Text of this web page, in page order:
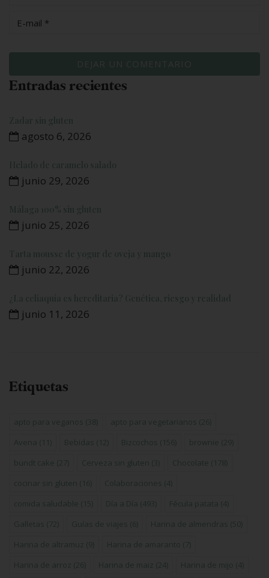
Entradas recientes
Zadar sin gluten
agosto 6, 2026
Helado de caramelo salado
junio 29, 2026
Málaga 100% sin gluten
junio 25, 2026
Tarta mousse de yogur de oveja y mango
junio 22, 2026
¿La celiaquía es hereditaria? Genética, riesgo y realidad
junio 11, 2026
Etiquetas
apto para veganos (38) apto para vegetarianos (26)
Avena (11) Bebidas (12) Bizcochos (156) brownie (29)
bundt cake (27) Cerveza sin gluten (3) Chocolate (178)
cocinar sin gluten (16) Colaboraciones (4)
comida saludable (15) Día a Día (493) Fécula patata (4)
Galletas (72) Guías de viajes (6) Harina de almendras (50)
Harina de altramuz (9) Harina de amaranto (7)
Harina de arroz (26) Harina de maiz (24) Harina de mijo (4)